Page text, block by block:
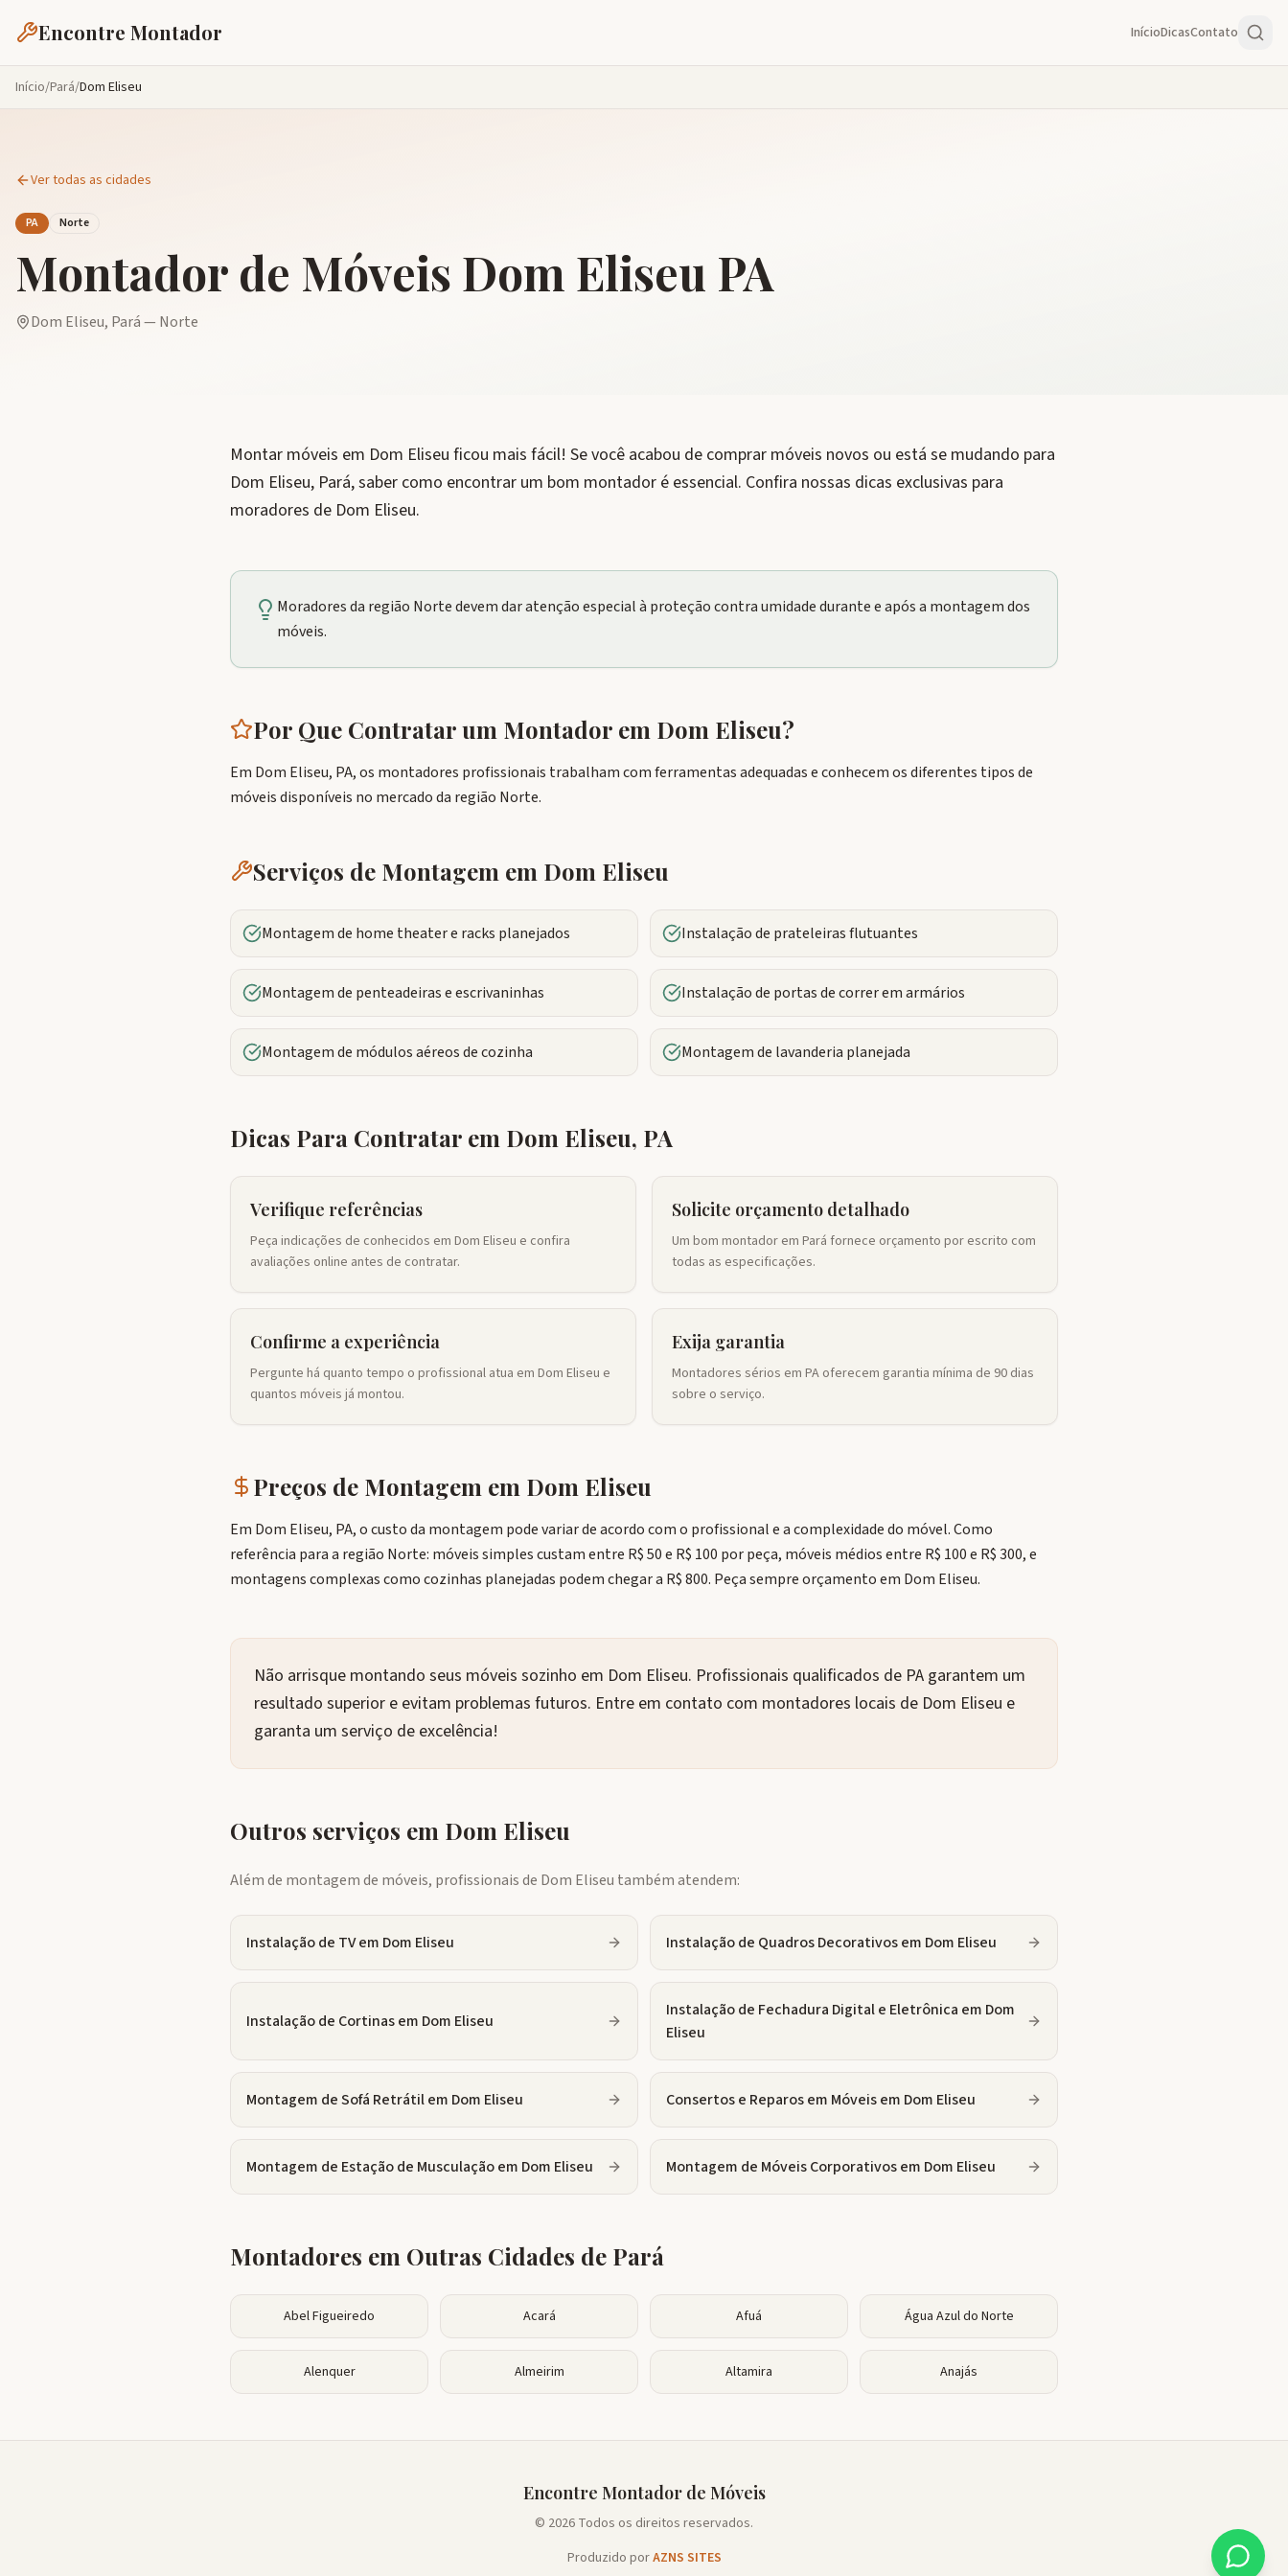
Encontre Montador InícioDicasContato
Início/Pará/Dom Eliseu
Ver todas as cidades
PA Norte
Montador de Móveis Dom Eliseu PA
Dom Eliseu, Pará— Norte
Montar móveis em Dom Eliseu ficou mais fácil! Se você acabou de comprar móveis novos ou está se mudando para
Dom Eliseu, Pará, saber como encontrar um bom montador é essencial. Confira nossas dicas exclusivas para
moradores de Dom Eliseu.
Moradores da região Norte devem dar atenção especial à proteção contra umidade durante e após a montagem dos
móveis.
Por Que Contratar um Montador em Dom Eliseu?
Em Dom Eliseu, PA, os montadores profissionais trabalham com ferramentas adequadas e conhecem os diferentes tipos de
móveis disponíveis no mercado da região Norte.
Serviços de Montagem em Dom Eliseu
Montagem de home theater e racks planejados Instalação de prateleiras flutuantes
Montagem de penteadeiras e escrivaninhas Instalação de portas de correr em armários
Montagem de módulos aéreos de cozinha Montagem de lavanderia planejada
Dicas Para Contratar em Dom Eliseu, PA
Verifique referências
Peça indicações de conhecidos em Dom Eliseu e confira
avaliações online antes de contratar.
Solicite orçamento detalhado
Um bom montador em Pará fornece orçamento por escrito com
todas as especificações.
Confirme a experiência
Pergunte há quanto tempo o profissional atua em Dom Eliseu e
quantos móveis já montou.
Exija garantia
Montadores sérios em PA oferecem garantia mínima de 90 dias
sobre o serviço.
Preços de Montagem em Dom Eliseu
Em Dom Eliseu, PA, o custo da montagem pode variar de acordo com o profissional e a complexidade do móvel. Como
referência para a região Norte: móveis simples custam entre R$ 50 e R$ 100 por peça, móveis médios entre R$ 100 e R$ 300, e
montagens complexas como cozinhas planejadas podem chegar a R$ 800. Peça sempre orçamento em Dom Eliseu.
Não arrisque montando seus móveis sozinho em Dom Eliseu. Profissionais qualificados de PA garantem um
resultado superior e evitam problemas futuros. Entre em contato com montadores locais de Dom Eliseu e
garanta um serviço de excelência!
Outros serviços em Dom Eliseu
Além de montagem de móveis, profissionais de Dom Eliseu também atendem:
Instalação de TVem Dom Eliseu Instalação de Quadros Decorativosem Dom Eliseu
Instalação de Cortinasem Dom Eliseu
Instalação de Fechadura Digital e Eletrônica em Dom
Eliseu
Montagem de Sofá Retrátilem Dom Eliseu Consertos e Reparos em Móveisem Dom Eliseu
Montagem de Estação de Musculaçãoem Dom Eliseu Montagem de Móveis Corporativosem Dom Eliseu
Montadores em Outras Cidades de Pará
Abel Figueiredo Acará Afuá Água Azul do Norte
Alenquer Almeirim Altamira Anajás
Encontre Montador de Móveis
© 2026 Todos os direitos reservados.
Produzido porAZNS SITES